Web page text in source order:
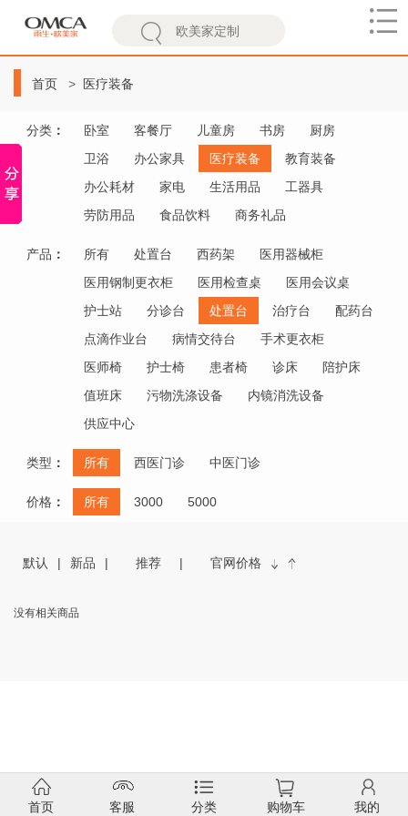
欧
首页 医疗装备
分类 ： 卧室 客餐厅 儿童房 书房
厨房
卫浴
办公家具 医疗装备
教育装备
办公耗材
家电 生活用品
工器具
劳防用品
食品饮料 商务礼品
产品 ： 所有 处置台 西药架
医用器械柜
医用钢制更衣柜
医用检查桌
医用会议桌
护士站
分诊台 处置台 治疗台
配药台
点滴作业台
病情交待台
手术更衣柜
医师椅
护士椅 患者椅 诊床
陪护床
值班床
污物洗涤设备
内镜消洗设备
供应中心
类型 ： 所有 西医门诊 中医门诊
价格 ： 所有 3000 5000
默认 新品 推荐 官网价格
没有相关商品
首页 客服 分类 购物车 我的